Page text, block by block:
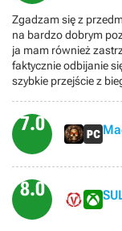
Zgadzam się z
na bardzo dobrym
ja mam również
faktycznie odbijanie
szybkie przejście z
7.0
8.0